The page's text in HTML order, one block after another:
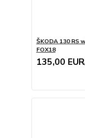
ŠKODA 130 RS
FOX18
135,00 EUR